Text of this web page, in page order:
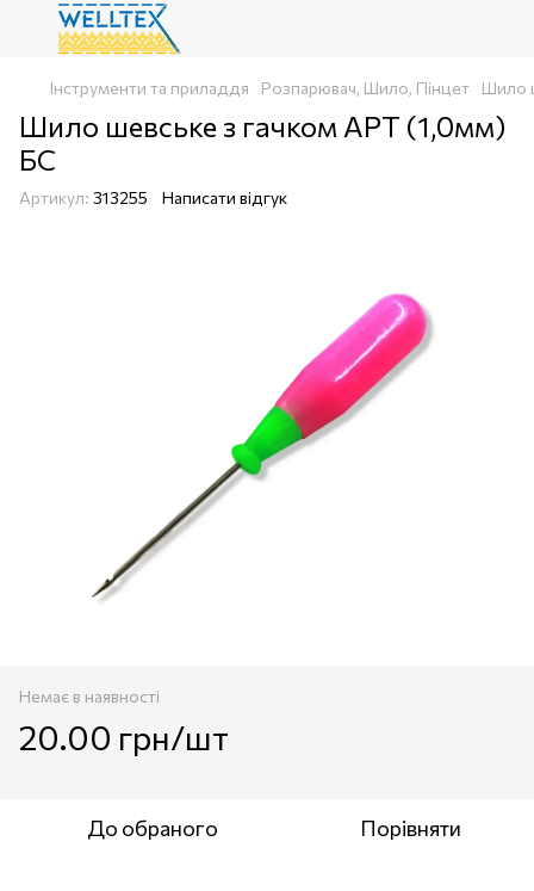
Інструменти та приладдя Розпарювач, Шило, Пінцет Шило
Шило шевське з гачком АРТ (1,0мм)
БС
Артикул: 313255 Написати відгук
Немає в наявності
20.00 грн/шт
До обраного Порівняти